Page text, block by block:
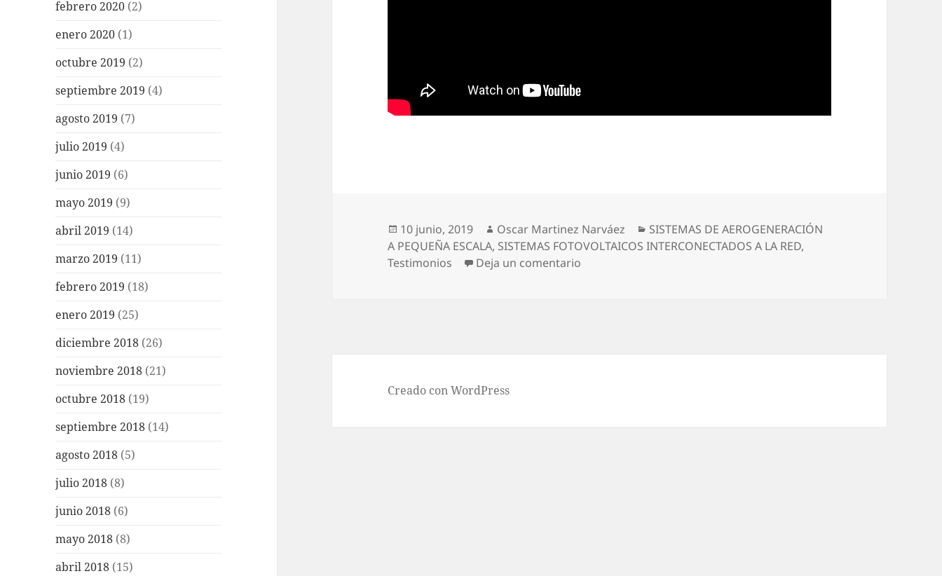
febrero 2020 (2)
enero 2020 (1)
octubre 2019 (2)
septiembre 2019 (4)
agosto 2019 (7)
julio 2019 (4)
junio 2019 (6)
mayo 2019 (9)
abril 2019 (14)
marzo 2019 (11)
febrero 2019 (18)
enero 2019 (25)
diciembre 2018 (26)
noviembre 2018 (21)
octubre 2018 (19)
septiembre 2018 (14)
agosto 2018 (5)
julio 2018 (8)
junio 2018 (6)
mayo 2018 (8)
abril 2018 (15)
Publicado
el
10 junio, 2019 Autor
Oscar Martinez Narváez Categorías
SISTEMAS DE AEROGENERACIÓN
A PEQUEÑA ESCALA, SISTEMAS FOTOVOLTAICOS INTERCONECTADOS A LA RED,
Testimonios
Deja un comentario
Creado con WordPress